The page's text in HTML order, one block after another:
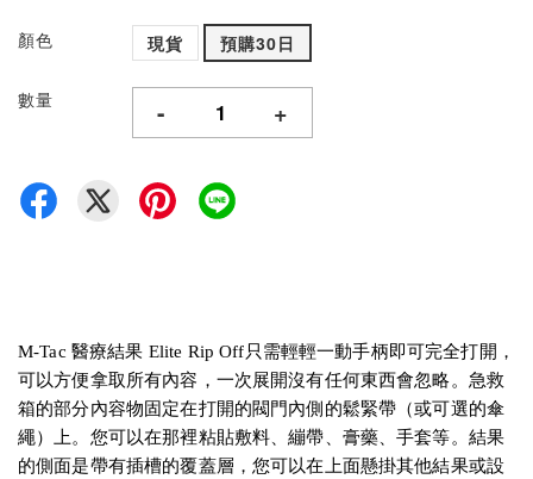
顏色 現貨 預購30日
數量 - +
M-Tac 醫療結果 Elite Rip Off只需輕輕一動手柄即可完全打開，
可以方便拿取所有內容，一次展開沒有任何東西會忽略。急救
箱的部分內容物固定在打開的閥門內側的鬆緊帶（或可選的傘
繩）上。您可以在那裡粘貼敷料、繃帶、膏藥、手套等。結果
的側面是帶有插槽的覆蓋層，您可以在上面懸掛其他結果或設